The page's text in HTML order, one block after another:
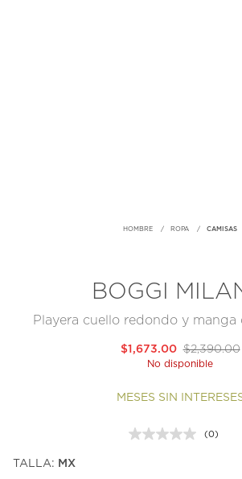
HOMBRE ROPA CAMISAS
BOGGI
Playera cuello redondo y manga
$2,390.00
$1,673.00
No disponible
MESES SIN
Sin
(0)
TALLA: MX